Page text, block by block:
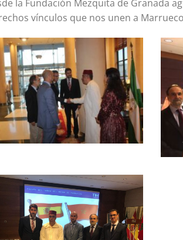
la Fundación Mezquita de Granada
vínculos que nos unen a